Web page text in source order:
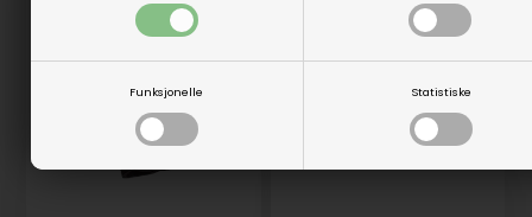
Funksjonelle Statistiske